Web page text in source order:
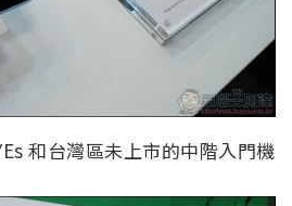
和台灣區未上市的中階入門機